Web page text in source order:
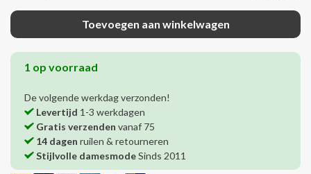
Toevoegen aan winkelwagen
1 op voorraad
De volgende werkdag verzonden!
Levertijd 1-3 werkdagen
Gratis verzenden vanaf 75
14 dagen ruilen & retourneren
Stijlvolle damesmodeSinds 2011